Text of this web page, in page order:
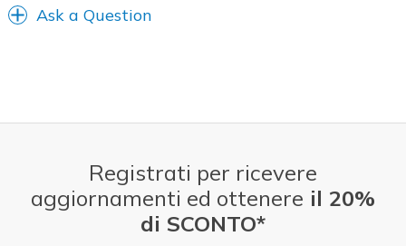
Ask a Question
Registrati per ricevere
aggiornamenti ed ottenere il 20%
di SCONTO*